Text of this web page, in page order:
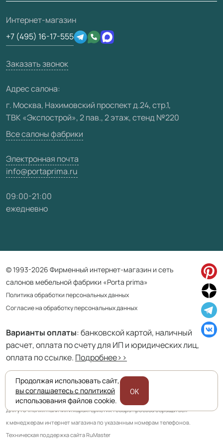
Отзывы клиентов
Техническая информация
Юридическая информация
3D-модели
О фабрике
Сертификаты
Производство
Вакансии
Карта сайта
Интернет-магазин
+7 (495) 16-17-555
Заказать звонок
Адрес салона:
г. Москва, Нахимовский проспект д.24, стр.1,
ТВК «Экспострой», 2 пав., 2 этаж, стенд №220
Все салоны фабрики
Электронная почта
info@portaprima.ru
09:00-21:00
ежедневно
© 1993-2026 Фирменный интернет-магазин и сеть
салонов мебельной фабрики «Porta prima»
Политика обработки персональных данных
Согласие на обработку персональных данных
Варианты оплаты: банковской картой, наличный
расчет, оплата по счету для ИП и юридических лиц,
оплата по ссылке. Подробнее>>
Приведенная на сайте информация не является публичной офертой
и носит информационно ознакомительный характер.
Для уточнения наличия и характеристик товара просьба обращаться
к менеджерам интернет магазина по указанным номерам телефонов.
Техническая поддержка сайта RuMaster
Продолжая использовать сайт,
вы соглашаетесь с политикой
использования файлов cookie.
OK